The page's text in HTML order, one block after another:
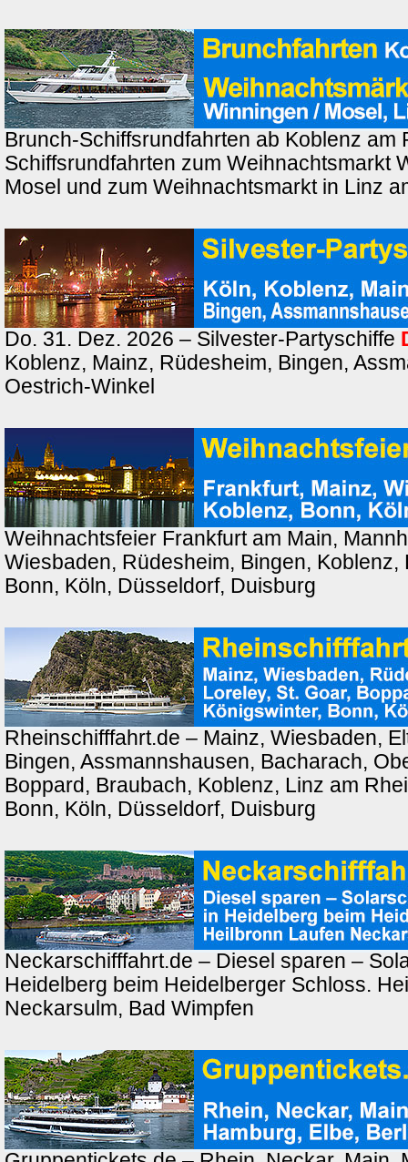
Brunch-Schiffsrundfahrten ab Koblenz am
Schiffsrundfahrten zum Weihnachtsmarkt
Mosel und zum Weihnachtsmarkt in Linz
Do. 31. Dez. 2026 – Silvester-Partyschiffe
Koblenz, Mainz, Rüdesheim, Bingen,
Oestrich-Winkel
Weihnachtsfeier Frankfurt am Main,
Wiesbaden, Rüdesheim, Bingen, Koblenz,
Bonn, Köln, Düsseldorf, Duisburg
Rheinschifffahrt.de – Mainz, Wiesbaden,
Bingen, Assmannshausen, Bacharach,
Boppard, Braubach, Koblenz, Linz am
Bonn, Köln, Düsseldorf, Duisburg
Neckarschifffahrt.de – Diesel sparen –
Heidelberg beim Heidelberger Schloss.
Neckarsulm, Bad Wimpfen